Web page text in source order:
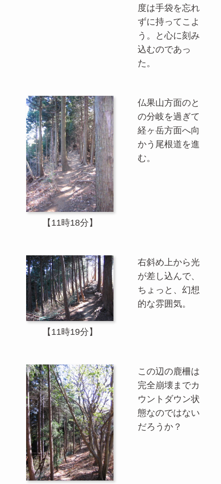
度は手袋を忘れ
ずに持ってこよ
う。と心に刻み
込むのであっ
た。
【11時18分】
仏果山方面のと
の分岐を過ぎて
経ヶ岳方面へ向
かう尾根道を進
む。
【11時19分】
右斜め上から光
が差し込んで、
ちょっと、幻想
的な雰囲気。
この辺の鹿柵は
完全崩壊までカ
ウントダウン状
態なのではない
だろうか？